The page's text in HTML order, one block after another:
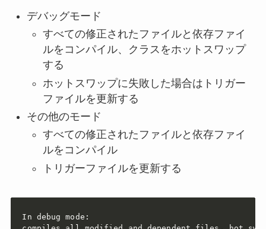
デバッグモード
すべての修正されたファイルと依存ファイ
ルをコンパイル、クラスをホットスワップ
する
ホットスワップに失敗した場合はトリガー
ファイルを更新する
その他のモード
すべての修正されたファイルと依存ファイ
ルをコンパイル
トリガーファイルを更新する
In debug mode: